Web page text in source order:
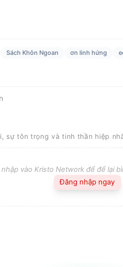
Sách Khôn Ngoan ơn linh hứng
sự tôn trọng và tinh thần hiệp
vào Kristo Network để để lại
Đăng nhập ngay